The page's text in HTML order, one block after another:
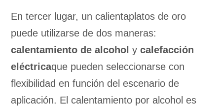
En tercer lugar, un calientaplatos de oro
puede utilizarse de dos maneras:
calentamiento de alcohol y calefacción
eléctricaque pueden seleccionarse con
flexibilidad en función del escenario de
aplicación. El calentamiento por alcohol es